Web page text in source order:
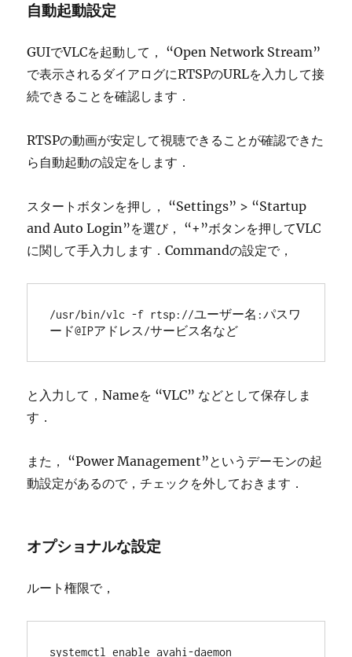
自動起動設定
GUIでVLCを起動して， “Open Network Stream”
で表示されるダイアログにRTSPのURLを入力して接
続できることを確認します．
RTSPの動画が安定して視聴できることが確認できた
ら自動起動の設定をします．
スタートボタンを押し， “Settings” > “Startup
and Auto Login”を選び， “+”ボタンを押してVLC
に関して手入力します．Commandの設定で，
/usr/bin/vlc -f rtsp://ユーザー名:パスワ
ード@IPアドレス/サービス名など
と入力して，Nameを “VLC” などとして保存しま
す．
また， “Power Management”というデーモンの起
動設定があるので，チェックを外しておきます．
オプショナルな設定
ルート権限で，
systemctl enable avahi-daemon